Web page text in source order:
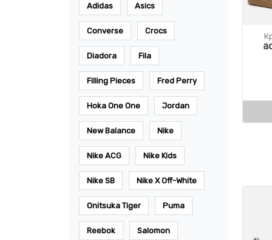
Adidas Asics
Converse Crocs
Diadora Fila
Filling Pieces Fred Perry
Hoka One One Jordan
New Balance Nike
Nike ACG Nike Kids
Nike SB Nike X Off-White
Onitsuka Tiger Puma
Reebok Salomon